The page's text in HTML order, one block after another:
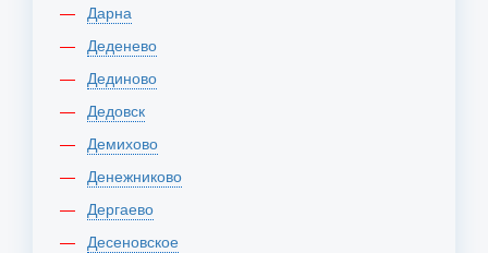
Дарна
Деденево
Дединово
Дедовск
Демихово
Денежниково
Дергаево
Десеновское